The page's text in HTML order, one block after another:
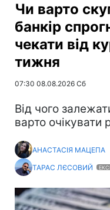
Чи варто
банкір
чекати від
тижня
07:30 08.08.2026 Сб
Від чого
варто очікувати
АНАСТАСІЯ МАЦЕПА
ТАРАС ЛЄСОВИЙ